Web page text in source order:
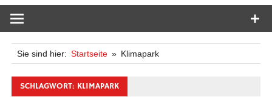
Sie sind hier: Startseite Klimapark
SCHLAGWORT: KLIMAPARK